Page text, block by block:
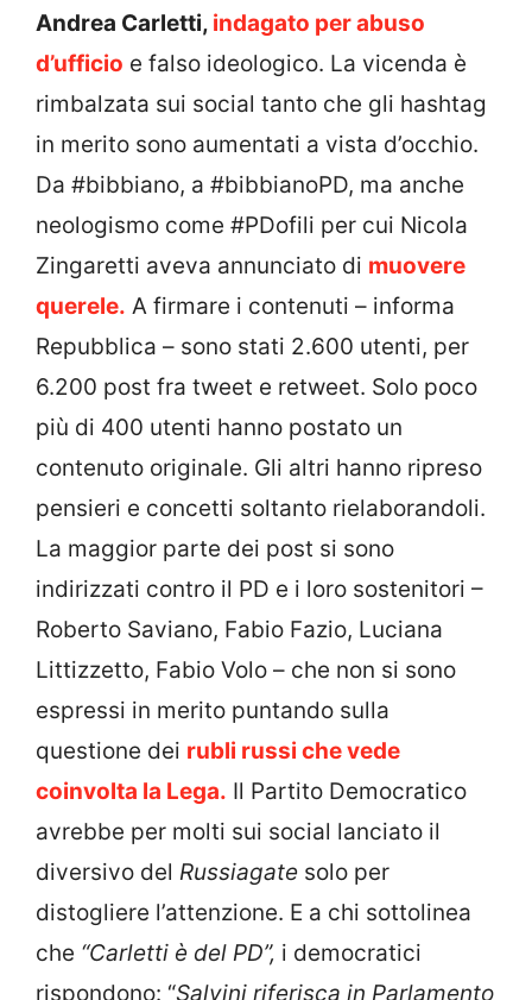
Andrea Carletti, indagato per abuso
d’ufficio e falso ideologico. La vicenda è
rimbalzata sui social tanto che gli hashtag
in merito sono aumentati a vista d’occhio.
Da #bibbiano, a #bibbianoPD, ma anche
neologismo come #PDofili per cui Nicola
Zingaretti aveva annunciato di muovere
querele. A firmare i contenuti – informa
Repubblica – sono stati 2.600 utenti, per
6.200 post fra tweet e retweet. Solo poco
più di 400 utenti hanno postato un
contenuto originale. Gli altri hanno ripreso
pensieri e concetti soltanto rielaborandoli.
La maggior parte dei post si sono
indirizzati contro il PD e i loro sostenitori –
Roberto Saviano, Fabio Fazio, Luciana
Littizzetto, Fabio Volo – che non si sono
espressi in merito puntando sulla
questione dei rubli russi che vede
coinvolta la Lega. Il Partito Democratico
avrebbe per molti sui social lanciato il
diversivo del Russiagate solo per
distogliere l’attenzione. E a chi sottolinea
che “Carletti è del PD”, i democratici
rispondono: “Salvini riferisca in Parlamento